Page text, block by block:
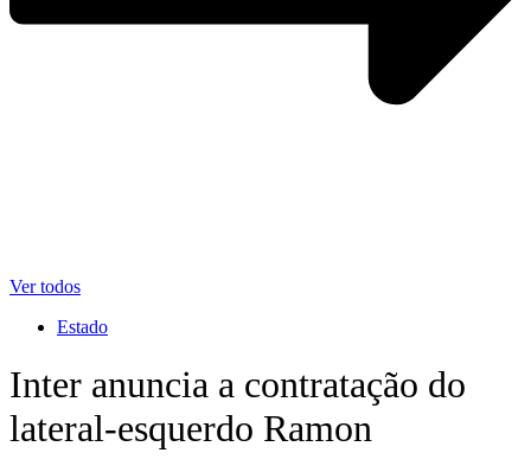
Ver todos
Estado
Inter anuncia a contratação do
lateral-esquerdo Ramon